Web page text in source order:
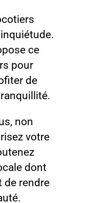
ce
pour
de
non
votre
dont
de rendre